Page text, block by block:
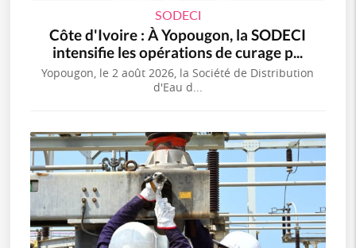
SODECI
Côte d'Ivoire : À Yopougon, la SODECI
intensifie les opérations de curage p...
Yopougon, le 2 août 2026, la Société de Distribution
d'Eau d...